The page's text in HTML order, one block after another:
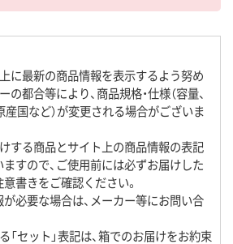
に最新の商品情報を表示するよう努め
都合等により、商品規格・仕様（容量、
産国など）が変更される場合がございま
する商品とサイト上の商品情報の表記
すので、ご使用前には必ずお届けした
書きをご確認ください。
必要な場合は、メーカー等にお問い合
「セット」表記は、箱でのお届けをお約束